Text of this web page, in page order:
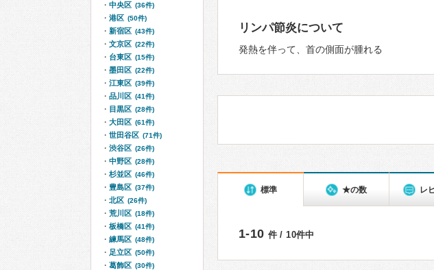
リンパ節炎について
発熱を伴って、首の側面が腫れる
標準 ★の数 レ
1-10 件 / 10件中
中央区 (36件)
港区 (50件)
新宿区 (43件)
文京区 (22件)
台東区 (15件)
墨田区 (22件)
江東区 (39件)
品川区 (41件)
目黒区 (28件)
大田区 (61件)
世田谷区 (71件)
渋谷区 (26件)
中野区 (28件)
杉並区 (46件)
豊島区 (37件)
北区 (26件)
荒川区 (18件)
板橋区 (41件)
練馬区 (48件)
足立区 (50件)
葛飾区 (30件)